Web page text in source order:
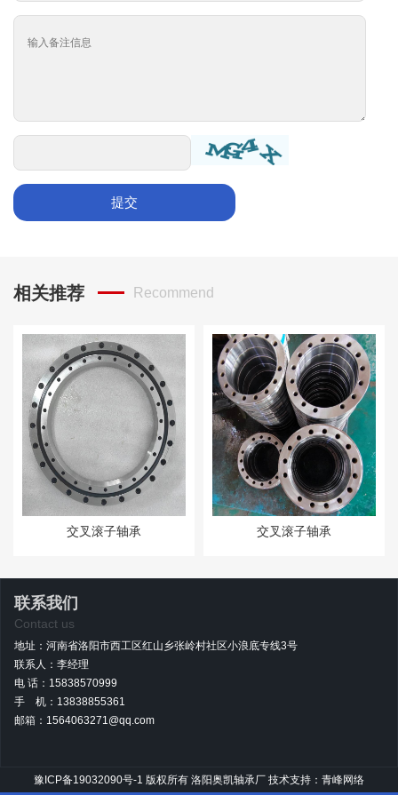
提交
相关推荐 Recommend
交叉滚子轴承 交叉滚子轴承
联系我们
Contact us
地址：河南省洛阳市西工区红山乡张岭村社区小浪底专线3号
联系人：李经理
电 话：15838570999
手 机：13838855361
邮箱：1564063271@qq.com
豫ICP备19032090号-1 版权所有 洛阳奥凯轴承厂 技术支持：青峰网络